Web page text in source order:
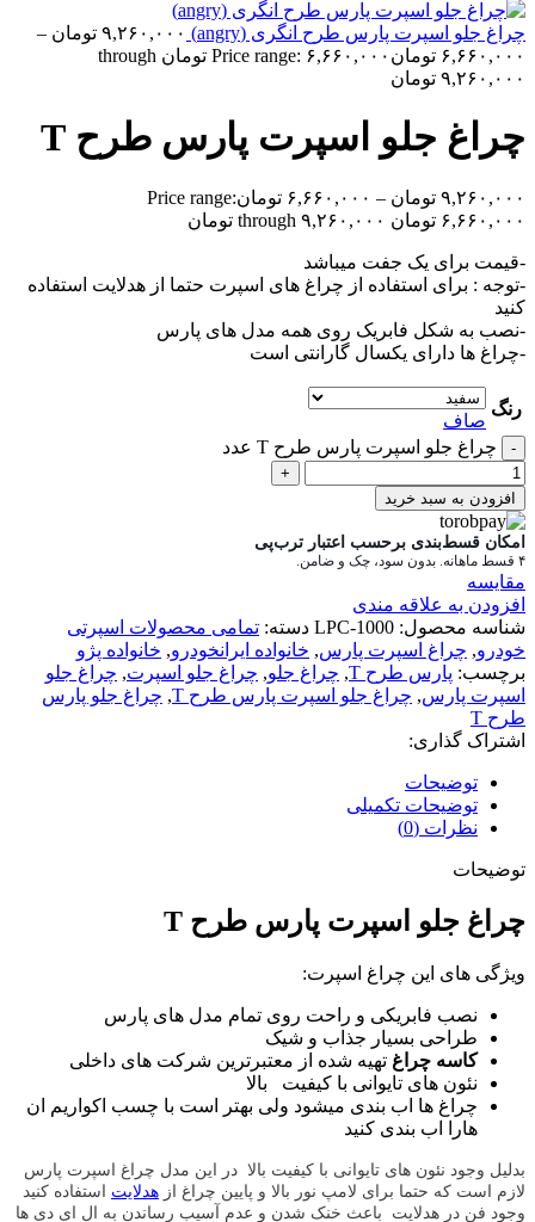
چراغ جلو اسپرت پارس طرح انگری (angry) ۹,۲۶۰,۰۰۰ تومان –
۶,۶۶۰,۰۰۰ تومان
Price range: ۶,۶۶۰,۰۰۰ تومان through
۹,۲۶۰,۰۰۰ تومان
چراغ جلو اسپرت پارس طرح T
۹,۲۶۰,۰۰۰ تومان – ۶,۶۶۰,۰۰۰ تومانPrice range:
۶,۶۶۰,۰۰۰ تومان through ۹,۲۶۰,۰۰۰ تومان
-قیمت برای یک جفت میباشد
-توجه : برای استفاده از چراغ های اسپرت حتما از هدلایت استفاده
کنید
-نصب به شکل فابریک روی همه مدل های پارس
-چراغ ها دارای یکسال گارانتی است
رنگ
صاف
- چراغ جلو اسپرت پارس طرح T عدد
+
افزودن به سبد خرید
امکان قسط‌بندی برحسب اعتبار ترب‌پی
۴ قسط ماهانه. بدون سود، چک و ضامن.
مقایسه
افزودن به علاقه مندی
شناسه محصول: LPC-1000 دسته: تمامی محصولات اسپرتی
خودرو, چراغ اسپرت پارس, خانواده ایرانخودرو, خانواده پژو
برچسب: پارس طرح T , چراغ جلو, چراغ جلو اسپرت, چراغ جلو
اسپرت پارس, چراغ جلو اسپرت پارس طرح T , چراغ جلو پارس
طرح T
اشتراک گذاری:
توضیحات
توضیحات تکمیلی
نظرات (0)
توضیحات
چراغ جلو اسپرت پارس طرح T
ویژگی های این چراغ اسپرت:
نصب فابریکی و راحت روی تمام مدل های پارس
طراحی بسیار جذاب و شیک
کاسه چراغ تهیه شده از معتبرترین شرکت های داخلی
نئون های تایوانی با کیفیت بالا
چراغ ها اب بندی میشود ولی بهتر است با چسب اکواریم ان
هارا اب بندی کنید
بدلیل وجود نئون های تایوانی با کیفیت بالا در این مدل چراغ اسپرت پارس
لازم است که حتما برای لامپ نور بالا و پایین چراغ از هدلایت استفاده کنید
وجود فن در هدلایت باعث خنک شدن و عدم آسیب رساندن به ال ای دی ها